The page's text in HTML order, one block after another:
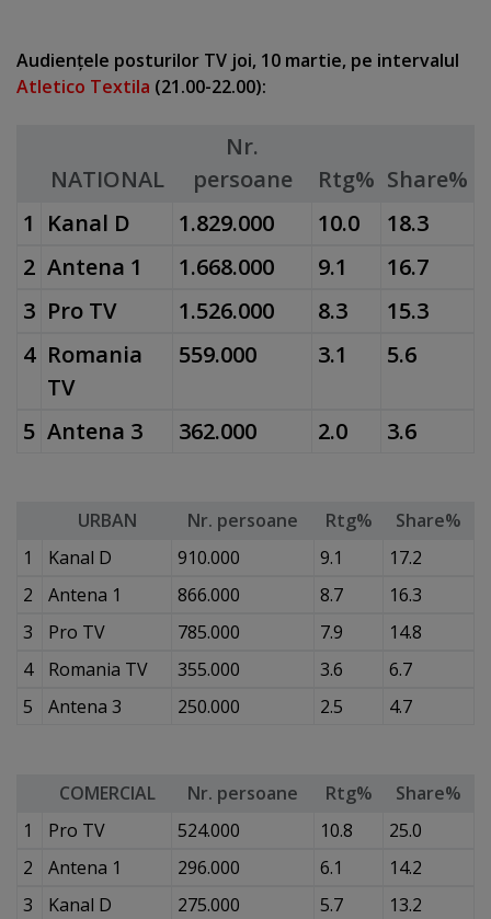
Audienţele posturilor TV joi, 10 martie, pe intervalul
Atletico Textila (21.00-22.00):
NATIONAL
Nr.
persoane
Rtg% Share%
1 Kanal D 1.829.000 10.0
18.3
2 Antena 1 1.668.000 9.1
16.7
3 Pro TV 1.526.000 8.3
15.3
4 Romania
TV
559.000 3.1 5.6
5 Antena 3 362.000 2.0 3.6
URBAN Nr. persoane Rtg%
Share%
1
Kanal D 910.000 9.1
17.2
2
Antena 1 866.000 8.7
16.3
3
Pro TV 785.000 7.9
14.8
4
Romania TV 355.000 3.6
6.7
5
Antena 3 250.000 2.5 4.7
COMERCIAL Nr. persoane Rtg%
Share%
1
Pro TV 524.000 10.8
25.0
2
Antena 1 296.000 6.1
14.2
3
Kanal D 275.000 5.7
13.2